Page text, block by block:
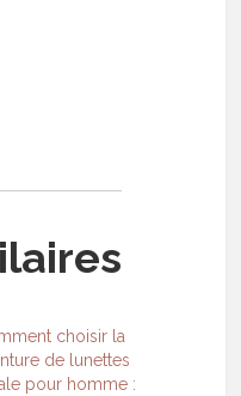
choisir la
de lunettes
pour homme :